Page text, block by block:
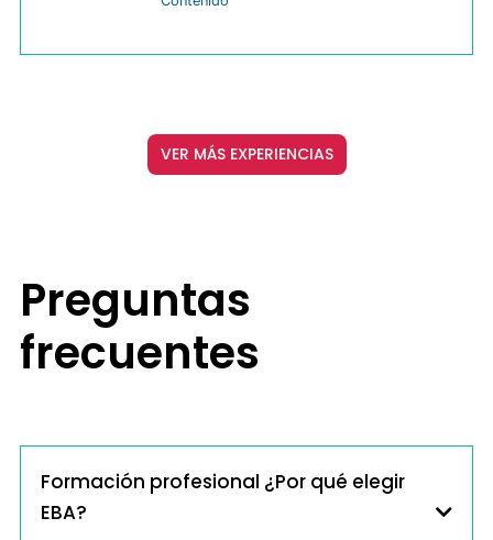
VER MÁS EXPERIENCIAS
Preguntas
frecuentes
Formación profesional ¿Por qué elegir
EBA?